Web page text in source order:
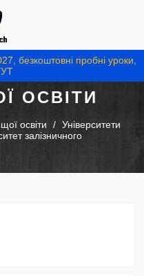
безкоштовні пробні уроки,
ОСВІТИ
освіти
Університети
залізничного